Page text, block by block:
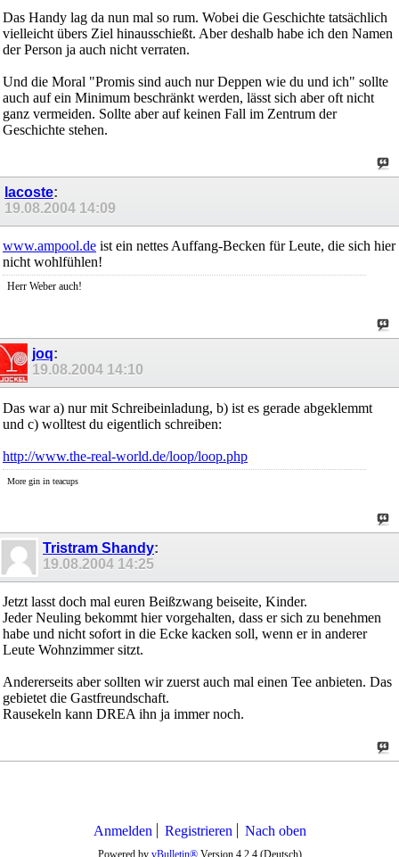
Das Handy lag da nun mal so rum. Wobei die Geschichte tatsächlich
vielleicht übers Ziel hinausschießt. Aber deshalb habe ich den Namen
der Person ja auch nicht verraten.
Und die Moral "Promis sind auch nur Deppen wie du und ich" sollte
auch auf ein Minimum beschränkt werden, lässt sich aber oft nicht
ganz vermeiden. Sollte aber auf keinen Fall im Zentrum der
Geschichte stehen.
lacoste:
19.08.2004 14:09
www.ampool.de ist ein nettes Auffang-Becken für Leute, die sich hier
nicht wohlfühlen!
Herr Weber auch!
joq:
19.08.2004 14:10
Das war a) nur mit Schreibeinladung, b) ist es gerade abgeklemmt
und c) wolltest du eigentlich schreiben:
http://www.the-real-world.de/loop/loop.php
More gin in teacups
Tristram Shandy:
19.08.2004 14:25
Jetzt lasst doch mal euren Beißzwang beiseite, Kinder.
Jeder Neuling bekommt hier vorgehalten, dass er sich zu benehmen
habe und nicht sofort in die Ecke kacken soll, wenn er in anderer
Leute Wohnzimmer sitzt.
Andererseits aber sollten wir zuerst auch mal einen Tee anbieten. Das
gebietet die Gastfreundschaft.
Rausekeln kann DREA ihn ja immer noch.
Anmelden Registrieren Nach oben
Powered by vBulletin®Version 4.2.4 (Deutsch)